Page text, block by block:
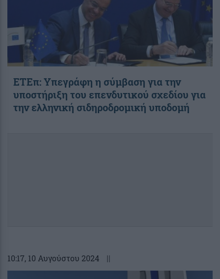
ΕΤΕπ: Υπεγράφη η σύμβαση για την
υποστήριξη του επενδυτικού σχεδίου για
την ελληνική σιδηροδρομική υποδομή
10:17, 10 Αυγούστου 2024 ||